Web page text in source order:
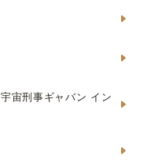
宙刑事ギャバン イン